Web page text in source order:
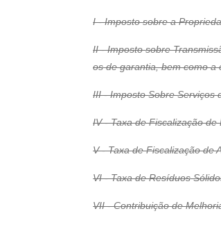
I - Imposto sobre a
II - Imposto sobre
os de garantia, bem como a
III - Imposto Sobre Serviços
IV - Taxa de Fiscalização de
V - Taxa de Fiscalização de
VI - Taxa de Resíduos
VII - Contribuição de